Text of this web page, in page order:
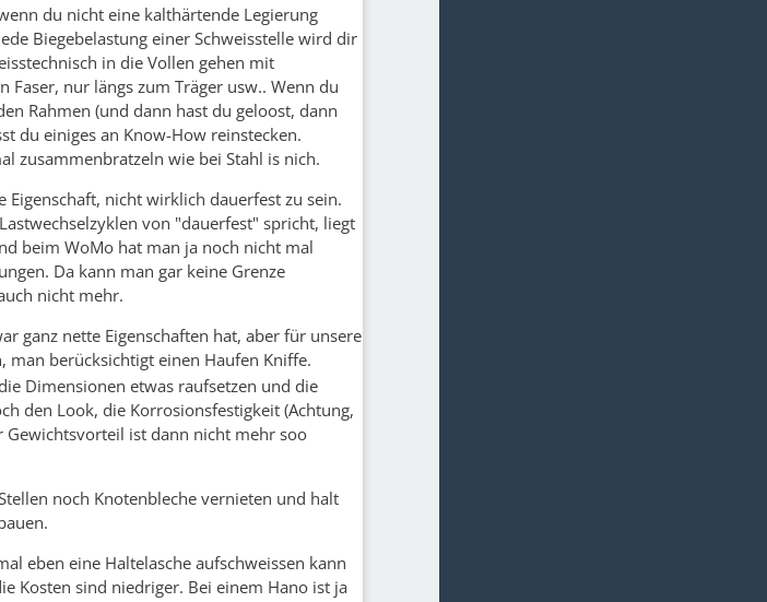
du nicht eine kalthärtende Legierung
Biegebelastung einer Schweisstelle wird dir
in die Vollen gehen mit
Faser, nur längs zum Träger usw.. Wenn du
Rahmen (und dann hast du geloost, dann
du einiges an Know-How reinstecken.
zusammenbratzeln wie bei Stahl is nich.
Eigenschaft, nicht wirklich dauerfest zu sein.
von "dauerfest" spricht, liegt
beim WoMo hat man ja noch nicht mal
Da kann man gar keine Grenze
nicht mehr.
ganz nette Eigenschaften hat, aber für unsere
man berücksichtigt einen Haufen Kniffe.
Dimensionen etwas raufsetzen und die
den Look, die Korrosionsfestigkeit (Achtung,
Gewichtsvorteil ist dann nicht mehr soo
noch Knotenbleche vernieten und halt
eben eine Haltelasche aufschweissen kann
Kosten sind niedriger. Bei einem Hano ist ja